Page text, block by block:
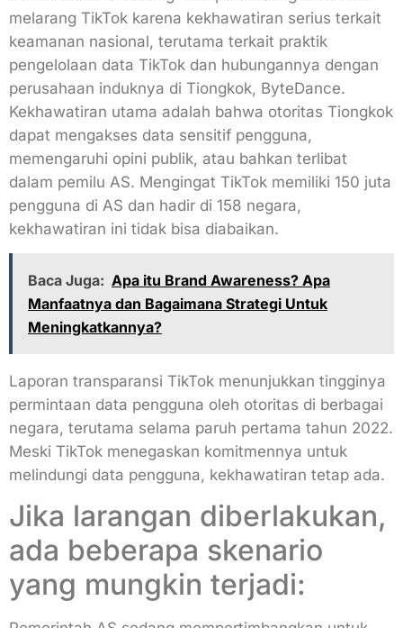
melarang TikTok karena kekhawatiran serius terkait
keamanan nasional, terutama terkait praktik
pengelolaan data TikTok dan hubungannya dengan
perusahaan induknya di Tiongkok, ByteDance.
Kekhawatiran utama adalah bahwa otoritas Tiongkok
dapat mengakses data sensitif pengguna,
memengaruhi opini publik, atau bahkan terlibat
dalam pemilu AS. Mengingat TikTok memiliki 150 juta
pengguna di AS dan hadir di 158 negara,
kekhawatiran ini tidak bisa diabaikan.
Baca Juga: Apa itu Brand Awareness? Apa
Manfaatnya dan Bagaimana Strategi Untuk
Meningkatkannya?
Laporan transparansi TikTok menunjukkan tingginya
permintaan data pengguna oleh otoritas di berbagai
negara, terutama selama paruh pertama tahun 2022.
Meski TikTok menegaskan komitmennya untuk
melindungi data pengguna, kekhawatiran tetap ada.
Jika larangan diberlakukan,
ada beberapa skenario
yang mungkin terjadi: